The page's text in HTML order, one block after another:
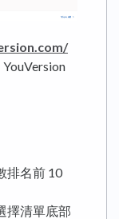
排名前 10
擇清單底部